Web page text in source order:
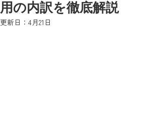
用の内訳を徹底解説
更新日： 4月21日